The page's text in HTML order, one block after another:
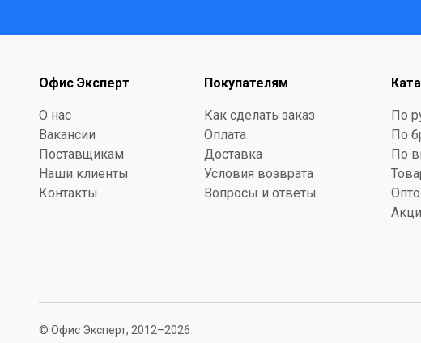
Офис Эксперт
О нас
Вакансии
Поставщикам
Наши клиенты
Контакты
Покупателям
Как сделать заказ
Оплата
Доставка
Условия возврата
Вопросы и ответы
По
По
По
© Офис Эксперт, 2012–2026